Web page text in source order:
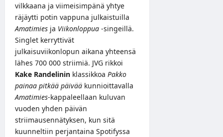
vilkkaana ja viimeisimpänä yhtye
räjäytti potin vappuna julkaistuilla
Amatimies ja Viikonloppua -singeillä.
Singlet kerryttivät
julkaisuviikonlopun aikana yhteensä
lähes 700 000 striimiä. JVG rikkoi
Kake Randelinin klassikkoa Pakko
painaa pitkää päivää kunnioittavalla
Amatimies-kappaleellaan kuluvan
vuoden yhden päivän
striimausennätyksen, kun sitä
kuunneltiin perjantaina Spotifyssa